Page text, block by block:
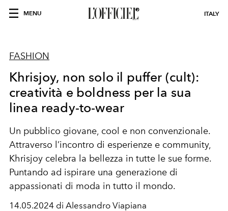
MENU ITALY
FASHION
Khrisjoy, non solo il puffer (cult):
creatività e boldness per la sua
linea ready-to-wear
Un pubblico giovane, cool e non convenzionale.
Attraverso l’incontro di esperienze e community,
Khrisjoy celebra la bellezza in tutte le sue forme.
Puntando ad ispirare una generazione di
appassionati di moda in tutto il mondo.
14.05.2024 di Alessandro Viapiana